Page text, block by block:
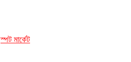
স্পট মার্কেট